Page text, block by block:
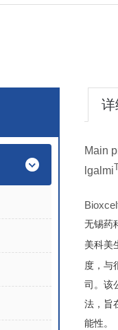
详
Main
lgalmi
无锡药
美科美
度，与
司。该
法，旨
能性。